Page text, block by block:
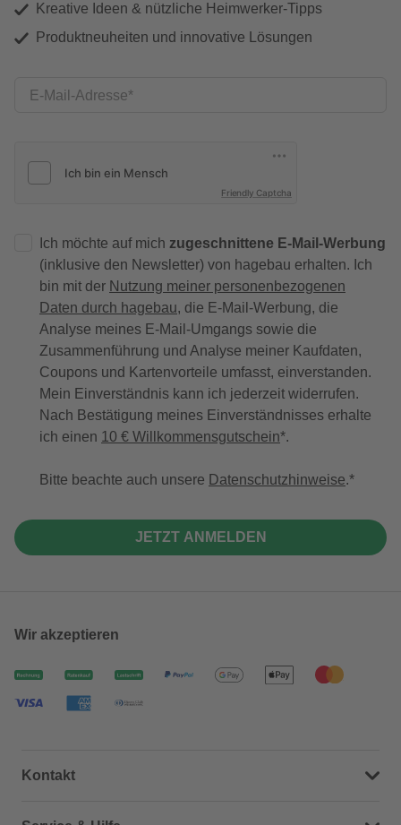
Kreative Ideen & nützliche Heimwerker-Tipps
Produktneuheiten und innovative Lösungen
E-Mail-Adresse
Friendly Captcha
Ich möchte auf mich zugeschnittene E-Mail-Werbung
(inklusive den Newsletter) von hagebau erhalten. Ich
bin mit der Nutzung meiner personenbezogenen
Daten durch hagebau, die E-Mail-Werbung, die
Analyse meines E-Mail-Umgangs sowie die
Zusammenführung und Analyse meiner Kaufdaten,
Coupons und Kartenvorteile umfasst, einverstanden.
Mein Einverständnis kann ich jederzeit widerrufen.
Nach Bestätigung meines Einverständnisses erhalte
ich einen 10 € Willkommensgutschein*.
Bitte beachte auch unsere Datenschutzhinweise.
JETZT ANMELDEN
Wir akzeptieren
Kontakt